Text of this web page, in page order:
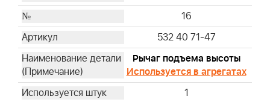
16
532 40 71-47
Рычаг подъема высоты
Используется в агрегатах
1